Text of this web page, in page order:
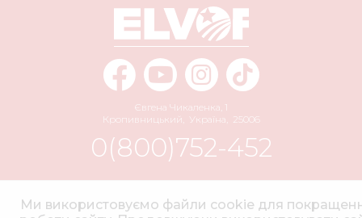
Євгена Чикаленка, 1
Кропивницький
Україна 25006
0(800)752-452
info@elvorti.com
Ми використовуємо файли cookie для